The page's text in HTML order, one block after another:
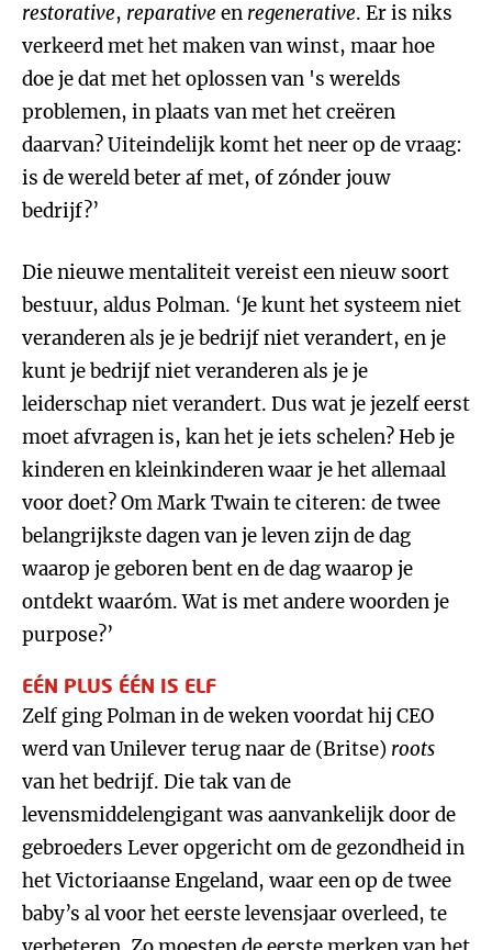
restorative, reparative en regenerative. Er is niks
verkeerd met het maken van winst, maar hoe
doe je dat met het oplossen van 's werelds
problemen, in plaats van met het creëren
daarvan? Uiteindelijk komt het neer op de vraag:
is de wereld beter af met, of zónder jouw
bedrijf?’
Die nieuwe mentaliteit vereist een nieuw soort
bestuur, aldus Polman. ‘Je kunt het systeem niet
veranderen als je je bedrijf niet verandert, en je
kunt je bedrijf niet veranderen als je je
leiderschap niet verandert. Dus wat je jezelf eerst
moet afvragen is, kan het je iets schelen? Heb je
kinderen en kleinkinderen waar je het allemaal
voor doet? Om Mark Twain te citeren: de twee
belangrijkste dagen van je leven zijn de dag
waarop je geboren bent en de dag waarop je
ontdekt waaróm. Wat is met andere woorden je
purpose?’
EÉN PLUS ÉÉN IS ELF
Zelf ging Polman in de weken voordat hij CEO
werd van Unilever terug naar de (Britse) roots
van het bedrijf. Die tak van de
levensmiddelengigant was aanvankelijk door de
gebroeders Lever opgericht om de gezondheid in
het Victoriaanse Engeland, waar een op de twee
baby’s al voor het eerste levensjaar overleed, te